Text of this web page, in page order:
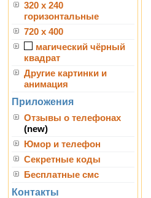
320 x 240
горизонтальные
720 x 400
магический чёрный
квадрат
Другие картинки и
анимация
Приложения
Отзывы о телефонах
(new)
Юмор и телефон
Секретные коды
Бесплатные смс
Контакты